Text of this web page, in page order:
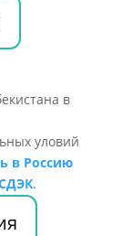
уловий
в Россию
.